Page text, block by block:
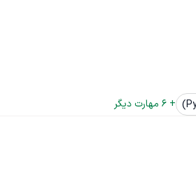
+
6 مهارت دیگر